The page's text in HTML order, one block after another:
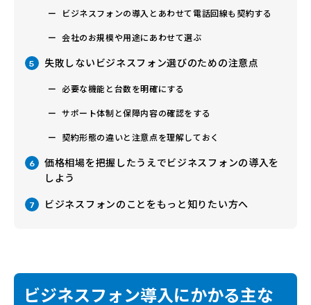
ビジネスフォンの導入とあわせて電話回線も契約する
会社のお規模や用途にあわせて選ぶ
5 失敗しないビジネスフォン選びのための注意点
必要な機能と台数を明確にする
サポート体制と保障内容の確認をする
契約形態の違いと注意点を理解しておく
6
価格相場を把握したうえでビジネスフォンの導入を
しよう
7 ビジネスフォンのことをもっと知りたい方へ
ビジネスフォン導入にかかる主な